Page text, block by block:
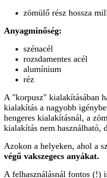
zömülő rész hossza
Anyagminőség:
szénacél
rozsdamentes acél
alumínium
réz
A "korpusz" kialakításában
kialakítás a nagyobb
hengeres kialakításnál, a
kialakítás nem használható,
Azokon a helyeken, ahol a
végű vakszegecs anyákat.
A felhasználásnál fontos (!)